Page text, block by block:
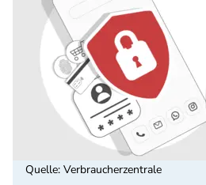
Quelle: Verbraucherzentrale